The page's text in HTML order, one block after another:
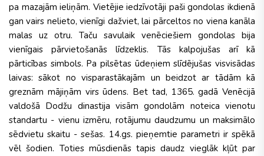
pa mazajām ieliņām. Vietējie iedzīvotāji paši gondolas ikdienā
gan vairs nelieto, vienīgi dažviet, lai pārceltos no viena kanāla
malas uz otru. Taču savulaik venēciešiem gondolas bija
vienīgais pārvietošanās līdzeklis. Tās kalpojušas arī kā
pārticības simbols. Pa pilsētas ūdeņiem slīdējušas visvisādas
laivas: sākot no visparastākajām un beidzot ar tādām kā
greznām mājiņām virs ūdens. Bet tad, 1365. gadā Venēcijā
valdošā Dodžu dinastija visām gondolām noteica vienotu
standartu - vienu izmēru, rotājumu daudzumu un maksimālo
sēdvietu skaitu - sešas. 14.gs. pieņemtie parametri ir spēkā
vēl šodien. Toties mūsdienās tapis daudz vieglāk kļūt par